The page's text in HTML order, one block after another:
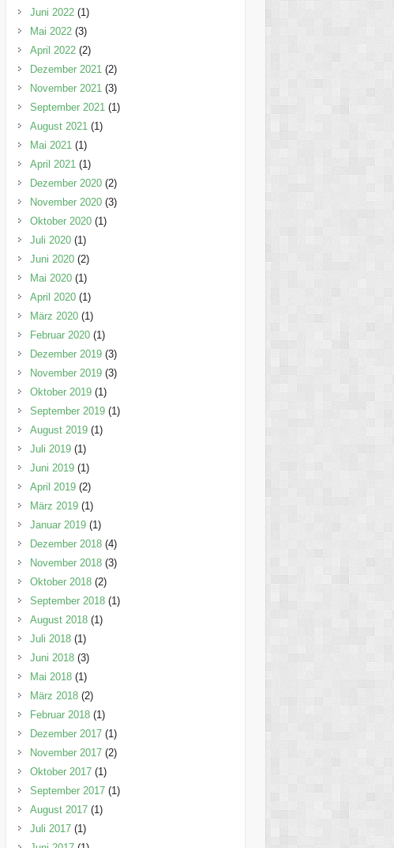
Juni 2022(1)
Mai 2022(3)
April 2022(2)
Dezember 2021(2)
November 2021(3)
September 2021(1)
August 2021(1)
Mai 2021(1)
April 2021(1)
Dezember 2020(2)
November 2020(3)
Oktober 2020(1)
Juli 2020(1)
Juni 2020(2)
Mai 2020(1)
April 2020(1)
März 2020(1)
Februar 2020(1)
Dezember 2019(3)
November 2019(3)
Oktober 2019(1)
September 2019(1)
August 2019(1)
Juli 2019(1)
Juni 2019(1)
April 2019(2)
März 2019(1)
Januar 2019(1)
Dezember 2018(4)
November 2018(3)
Oktober 2018(2)
September 2018(1)
August 2018(1)
Juli 2018(1)
Juni 2018(3)
Mai 2018(1)
März 2018(2)
Februar 2018(1)
Dezember 2017(1)
November 2017(2)
Oktober 2017(1)
September 2017(1)
August 2017(1)
Juli 2017(1)